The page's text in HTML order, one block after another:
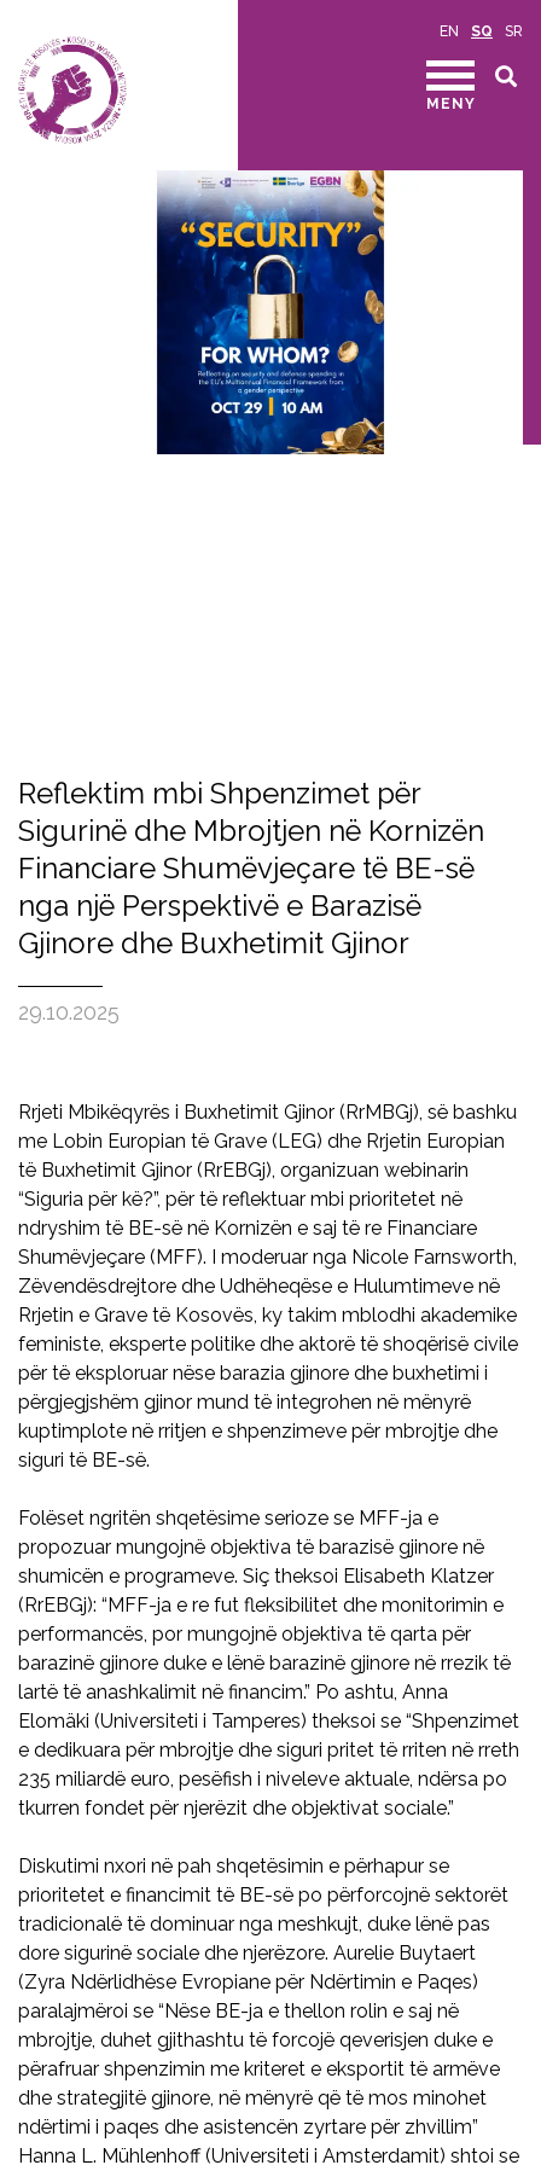
EN SQ SR
MENY
Reflektim mbi Shpenzimet për
Sigurinë dhe Mbrojtjen në Kornizën
Financiare Shumëvjeçare të BE-së
nga një Perspektivë e Barazisë
Gjinore dhe Buxhetimit Gjinor
29.10.2025
Rrjeti Mbikëqyrës i Buxhetimit Gjinor (RrMBGj), së bashku
me Lobin Europian të Grave (LEG) dhe Rrjetin Europian
të Buxhetimit Gjinor (RrEBGj), organizuan webinarin
“Siguria për kë?”, për të reflektuar mbi prioritetet në
ndryshim të BE-së në Kornizën e saj të re Financiare
Shumëvjeçare (MFF). I moderuar nga Nicole Farnsworth,
Zëvendësdrejtore dhe Udhëheqëse e Hulumtimeve në
Rrjetin e Grave të Kosovës, ky takim mblodhi akademike
feministe, eksperte politike dhe aktorë të shoqërisë civile
për të eksploruar nëse barazia gjinore dhe buxhetimi i
përgjegjshëm gjinor mund të integrohen në mënyrë
kuptimplote në rritjen e shpenzimeve për mbrojtje dhe
siguri të BE-së.
Folëset ngritën shqetësime serioze se MFF-ja e
propozuar mungojnë objektiva të barazisë gjinore në
shumicën e programeve. Siç theksoi Elisabeth Klatzer
(RrEBGj): “MFF-ja e re fut fleksibilitet dhe monitorimin e
performancës, por mungojnë objektiva të qarta për
barazinë gjinore duke e lënë barazinë gjinore në rrezik të
lartë të anashkalimit në financim.” Po ashtu, Anna
Elomäki (Universiteti i Tamperes) theksoi se “Shpenzimet
e dedikuara për mbrojtje dhe siguri pritet të rriten në rreth
235 miliardë euro, pesëfish i niveleve aktuale, ndërsa po
tkurren fondet për njerëzit dhe objektivat sociale.”
Diskutimi nxori në pah shqetësimin e përhapur se
prioritetet e financimit të BE-së po përforcojnë sektorët
tradicionalë të dominuar nga meshkujt, duke lënë pas
dore sigurinë sociale dhe njerëzore. Aurelie Buytaert
(Zyra Ndërlidhëse Evropiane për Ndërtimin e Paqes)
paralajmëroi se “Nëse BE-ja e thellon rolin e saj në
mbrojtje, duhet gjithashtu të forcojë qeverisjen duke e
përafruar shpenzimin me kriteret e eksportit të armëve
dhe strategjitë gjinore, në mënyrë që të mos minohet
ndërtimi i paqes dhe asistencën zyrtare për zhvillim”
Hanna L. Mühlenhoff (Universiteti i Amsterdamit) shtoi se